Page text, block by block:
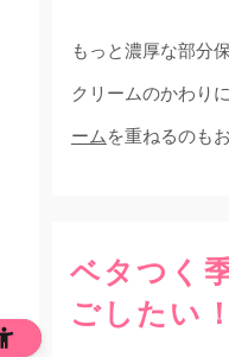
もっと濃厚な部分
クリームのかわりに
ーム を重ねるのも
ベタつく
ごしたい！